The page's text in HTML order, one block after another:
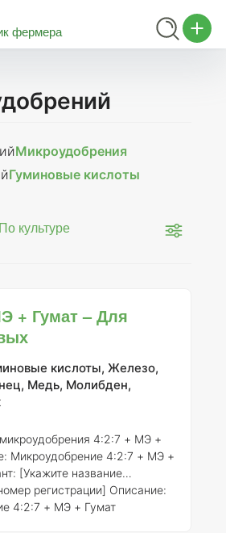
Микроудобрения
Гуминовые кислоты
По культуре
+ Гумат – Для
кислоты, Железо,
Медь, Молибден,
4:2:7 + МЭ +
Микроудобрение 4:2:7 + МЭ +
[Укажите название
регистрации] Описание:
4:2:7 + МЭ + Гумат